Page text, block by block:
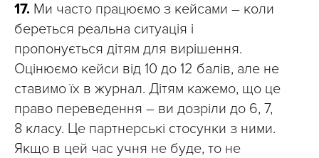
17. Ми часто працюємо з кейсами – коли
береться реальна ситуація і
пропонується дітям для вирішення.
Оцінюємо кейси від 10 до 12 балів, але не
ставимо їх в журнал. Дітям кажемо, що це
право переведення – ви дозріли до 6, 7,
8 класу. Це партнерські стосунки з ними.
Якщо в цей час учня не буде, то не